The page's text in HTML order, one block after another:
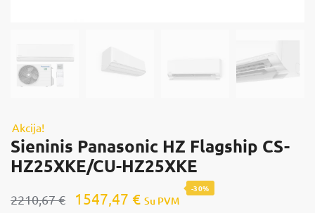
Akcija!
Sieninis Panasonic HZ Flagship CS-
HZ25XKE/CU-HZ25XKE
2210,67€ 1547,47 € Su PVM
-30%